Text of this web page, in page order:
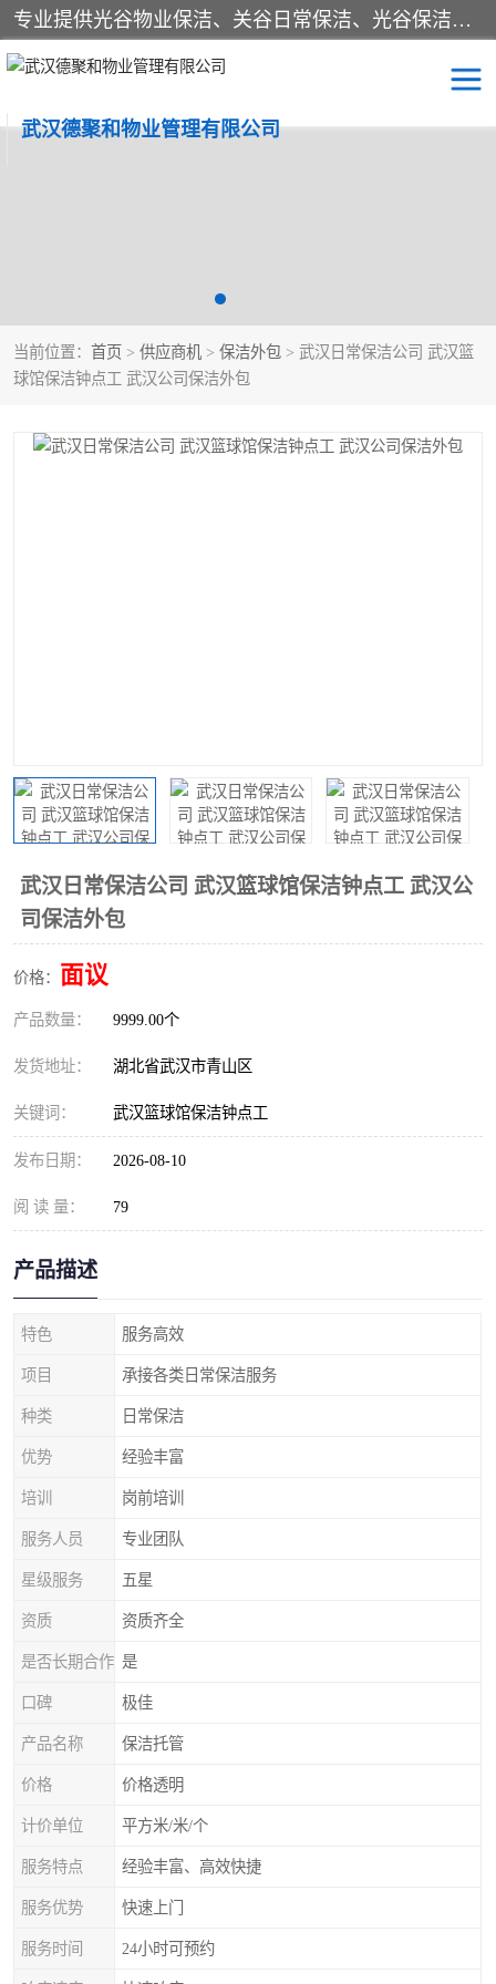
专业提供光谷物业保洁、关谷日常保洁、光谷保洁外包及武汉其他城区的单位日常保洁 武汉德聚和物业管理有限公司致力于打造中国专业物业保洁服务、日常保洁及其他保洁清洗外包服务。自公司成立以来提倡以先进的物业管理理念和模式经营，谋篇布局，以“至诚服务、精益求精、规范管理、锐意拓新”为质量方针，强化内部管理，为业主提供专业化、标准化和精细化的全方位物业服务，管理服务水平得到了广大业主和业内人士的一致好评。
武汉德聚和物业管理有限公司
当前位置： 首页 > 供应商机 > 保洁外包 > 武汉日常保洁公司 武汉篮
球馆保洁钟点工 武汉公司保洁外包
武汉日常保洁公司 武汉篮球馆保洁钟点工 武汉公
司保洁外包
价格： 面议
产品数量： 9999.00个
发货地址： 湖北省武汉市青山区
关键词： 武汉篮球馆保洁钟点工
发布日期： 2026-08-10
阅 读 量： 79
产品描述
特色 服务高效
项目 承接各类日常保洁服务
种类 日常保洁
优势 经验丰富
培训 岗前培训
服务人员 专业团队
星级服务 五星
资质 资质齐全
是否长期合作 是
口碑 极佳
产品名称 保洁托管
价格 价格透明
计价单位 平方米/米/个
服务特点 经验丰富、高效快捷
服务优势 快速上门
服务时间 24小时可预约